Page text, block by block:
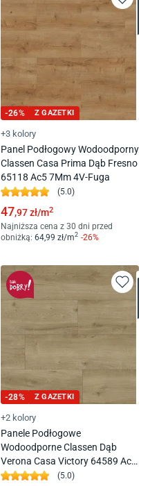
-26% Z GAZETKI
+3 kolory
Panel Podłogowy Wodoodporny
Classen Casa Prima Dąb Fresno
65118 Ac5 7Mm 4V-Fuga
(5.0)
47,97zł/m2
Najniższa cena z 30 dni przed
obniżką: 64,99 zł/m2 -26%
-28% Z GAZETKI
+2 kolory
Panele Podłogowe
Wodoodporne Classen Dąb
Verona Casa Victory 64589 Ac5
7Mm 4V-Fuga
(5.0)